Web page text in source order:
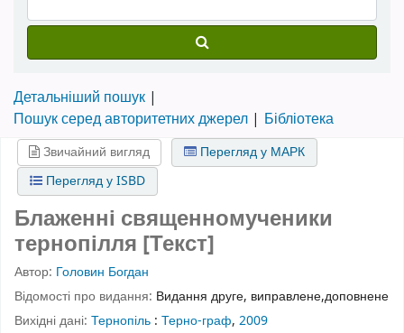
Детальніший пошук
Пошук серед авторитетних джерел
Бібліотека
Звичайний вигляд
Перегляд у МАРК
Перегляд у ISBD
Блаженні священномученики
тернопілля [Текст]
Автор: Головин Богдан
Відомості про видання: Видання друге, виправлене,доповнене
Вихідні дані: Тернопіль : Терно-граф, 2009